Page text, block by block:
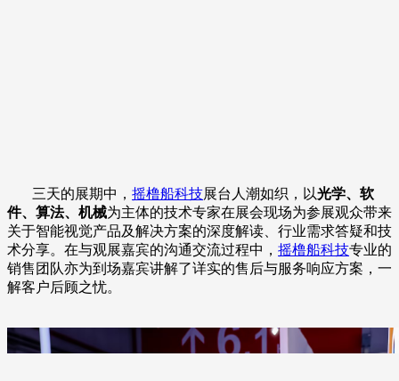
三天的展期中， 摇橹船科技展台人潮如织，以光学、软
件、算法、机械为主体的技术专家在展会现场为参展观众带来
关于智能视觉产品及解决方案的深度解读、行业需求答疑和技
术分享。在与观展嘉宾的沟通交流过程中， 摇橹船科技专业的
销售团队亦为到场嘉宾讲解了详实的售后与服务响应方案，一
解客户后顾之忧。